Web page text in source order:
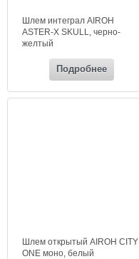
Шлем интеграл AIROH
ASTER-X SKULL, черно-
желтый
Подробнее
Шлем открытый AIROH CITY
ONE моно, белый